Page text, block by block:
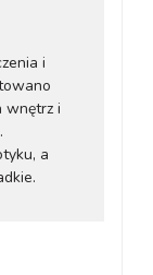
i
wnętrz i
a